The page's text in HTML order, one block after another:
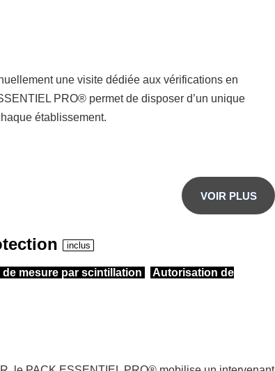
une visite dédiée aux vérifications en
PRO® permet de disposer d’un unique
établissement.
VOIR PLUS
inclus
de mesure par scintillation Autorisation de